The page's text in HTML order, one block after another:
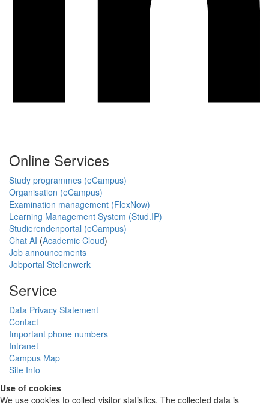
Online Services
Study programmes (eCampus)
Organisation (eCampus)
Examination management (FlexNow)
Learning Management System (Stud.IP)
Studierendenportal (eCampus)
Chat AI (Academic Cloud)
Job announcements
Jobportal Stellenwerk
Service
Data Privacy Statement
Contact
Important phone numbers
Intranet
Campus Map
Site Info
Use of cookies
We use cookies to collect visitor statistics. The collected data is